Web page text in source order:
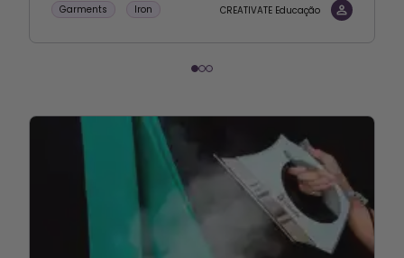
Garments Iron CREATIVATE Educação